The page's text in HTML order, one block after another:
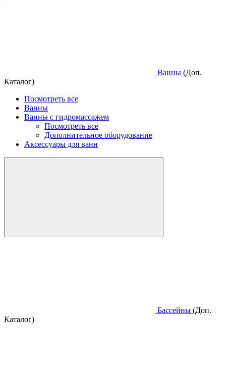
Ванны (Доп.
Каталог)
Посмотреть все
Ванны
Ванны с гидромассажем
Посмотреть все
Дополнительное оборудование
Аксессуары для ванн
Бассейны (Доп.
Каталог)